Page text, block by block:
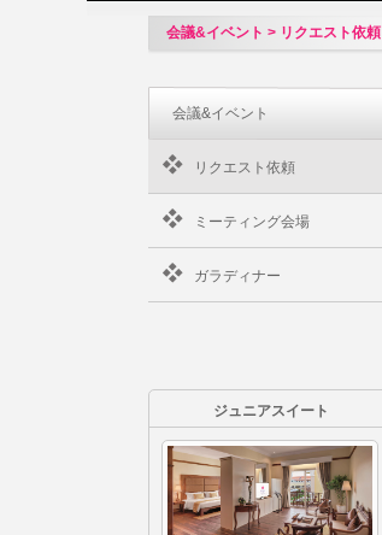
会議&イベント > リクエスト依頼
会議&イベント
リクエスト依頼
ミーティング会場
ガラディナー
ジュニアスイート